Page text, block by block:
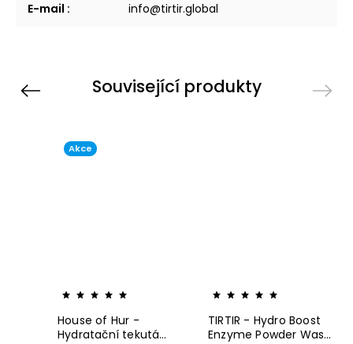
E-mail : info@tirtir.global
Související produkty
Previous
Akce
House of Hur -
Hydratační tekutá
TIRTIR - Hydro Boost
Enzyme Powder Wash
Next